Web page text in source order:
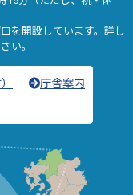
を開設しています。詳し
い。
庁舎案内